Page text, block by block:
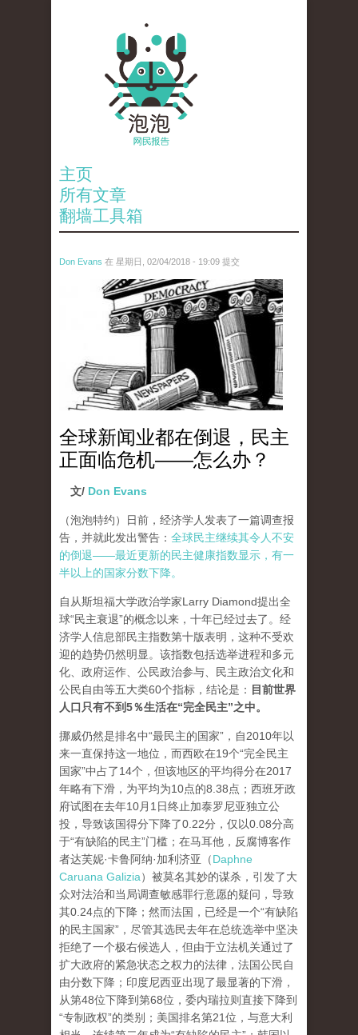
主页
所有文章
翻墙工具箱
Don Evans 在 星期日, 02/04/2018 - 19:09 提交
wechatimg1287.jpeg
全球新闻业都在倒退，民主
正面临危机——怎么办？
文/ Don Evans
（泡泡特约）
日前，经济学人发表了一篇调查报
告，并就此发出警告： 全球民主继续其令人不安
的倒退——最近更新的民主健康指数显示，有一
半以上的国家分数下降。
自从斯坦福大学政治学家Larry Diamond提出全
球“民主衰退”的概念以来，十年已经过去了。经
济学人信息部民主指数第十版表明，这种不受欢
迎的趋势仍然明显。该指数包括选举进程和多元
化、政府运作、公民政治参与、民主政治文化和
公民自由等五大类60个指标，结论是： 目前世界
人口只有不到5％生活在“完全民主”之中。
挪威仍然是排名中“最民主的国家”，自2010年以
来一直保持这一地位，而西欧在19个“完全民主
国家”中占了14个，但该地区的平均得分在2017
年略有下滑，为平均为10点的8.38点；西班牙政
府试图在去年10月1日终止加泰罗尼亚独立公
投，导致该国得分下降了0.22分，仅以0.08分高
于“有缺陷的民主”门槛；在马耳他，反腐博客作
者达芙妮·卡鲁阿纳·加利济亚（Daphne
Caruana Galizia）被莫名其妙的谋杀，引发了大
众对法治和当局调查敏感罪行意愿的疑问，导致
其0.24点的下降；然而法国，已经是一个“有缺陷
的民主国家”，尽管其选民去年在总统选举中坚决
拒绝了一个极右候选人，但由于立法机关通过了
扩大政府的紧急状态之权力的法律，法国公民自
由分数下降；印度尼西亚出现了最显著的下滑，
从第48位下降到第68位，委内瑞拉则直接下降到
“专制政权”的类别；美国排名第21位，与意大利